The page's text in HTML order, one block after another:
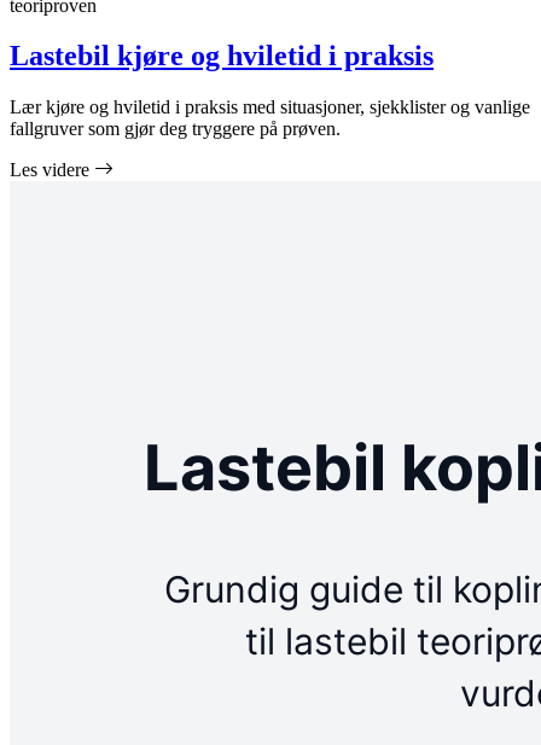
teoriproven
Lastebil kjøre og hviletid i praksis
Lær kjøre og hviletid i praksis med situasjoner, sjekklister og vanlige
fallgruver som gjør deg tryggere på prøven.
Les videre